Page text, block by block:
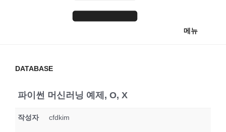
메뉴
DATABASE
파이썬 머신러닝 예제, O, X
작성자 cfdkim